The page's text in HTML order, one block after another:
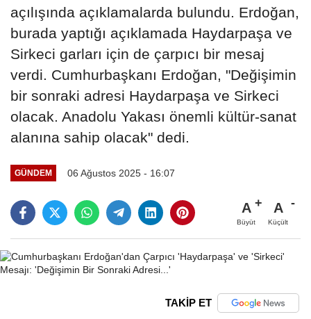
açılışında açıklamalarda bulundu. Erdoğan,
burada yaptığı açıklamada Haydarpaşa ve
Sirkeci garları için de çarpıcı bir mesaj
verdi. Cumhurbaşkanı Erdoğan, "Değişimin
bir sonraki adresi Haydarpaşa ve Sirkeci
olacak. Anadolu Yakası önemli kültür-sanat
alanına sahip olacak" dedi.
GÜNDEM 06 Ağustos 2025 - 16:07
A
Büyüt
A
Küçült
TAKİP ET